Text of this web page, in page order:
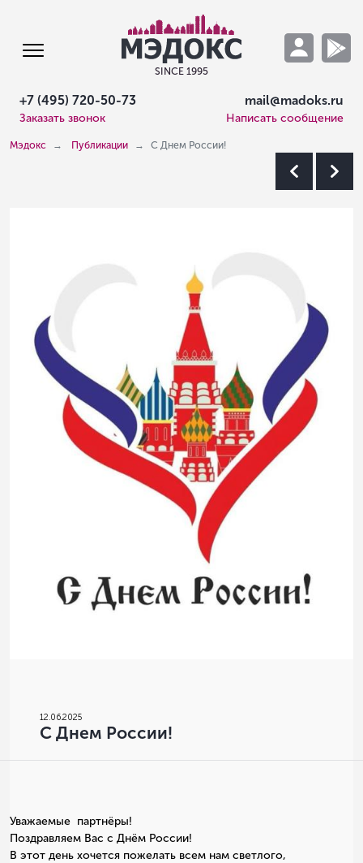
SINCE 1995
+7 (495) 720-50-73
Заказать звонок
mail@madoks.ru
Написать сообщение
Мэдокс Публикации С Днем России!
12 06.2025
С Днем России!
Уважаемые партнёры!
Поздравляем Вас с Днём России!
В этот день хочется пожелать всем нам светлого,